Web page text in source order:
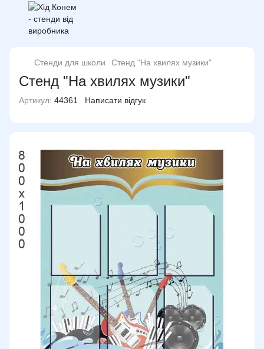
Стенди для школи Стенд "На хвилях музики"
Стенд "На хвилях музики"
Артикул: 44361 Написати відгук